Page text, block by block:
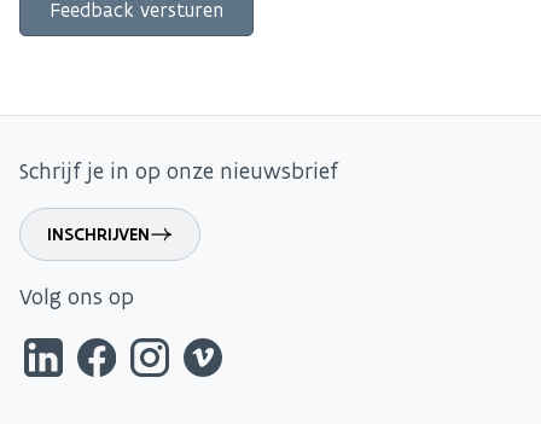
Schrijf je in op onze nieuwsbrief
INSCHRIJVEN
Volg ons op